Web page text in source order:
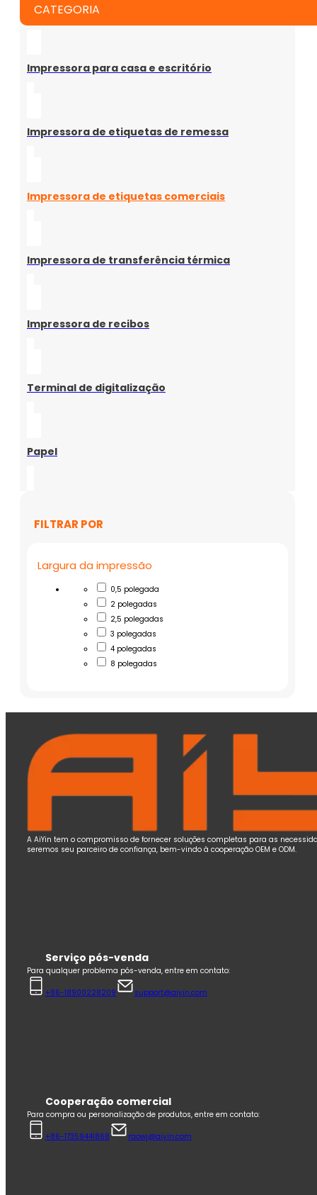
CATEGORIA
Impressora para casa e escritório
Impressora de etiquetas de remessa
Impressora de etiquetas comerciais
Impressora de transferência térmica
Impressora de recibos
Terminal de digitalização
Papel
FILTRAR POR
Largura da impressão
0,5 polegada
2 polegadas
2,5 polegadas
3 polegadas
4 polegadas
8 polegadas
A AiYin tem o compromisso de fornecer soluções completas para as
seremos seu parceiro de confiança, bem-vindo à cooperação OEM e ODM.
Serviço pós-venda
Para qualquer problema pós-venda, entre em contato:
+86-18900228209 support@aiyin.com
Cooperação comercial
Para compra ou personalização de produtos, entre em contato:
+86-17359441868 raowj@aiyin.com